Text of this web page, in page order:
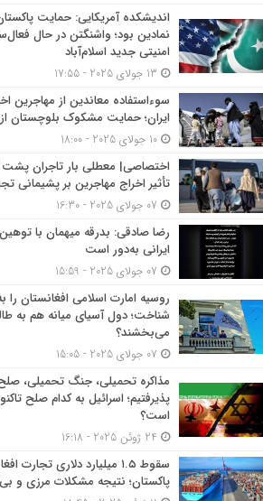
اندیشکده آمریکایی: حمایت
نمادین بود؛ واشنگتن در حال
امنیتی جدید اسلام‌آباد
سوءاستفاده معاندین از مهاجرین
ایران؛ حمایت مشکوک بلوچستان از
10 جولای 2025 - 18:00
اختصاصی| معطلی بار تاجران پشت
تأثیر اخراج مهاجرین بر پشیمانی
رضا صادقی: بدرقه میهمان با
ایرانی به‌دور است
روسیه امارت اسلامی افغانستان
شناخت؛ دول آسیای میانه هم به
می‎‌بخشند؟
مذاکره تحمیلی، جنگ تحمیلی،
پذیرفتیم؛ اسرائیل به کدام صلح
است؟
سقوط ۱.۵ میلیارد دلاری تجارت
پاکستان؛ نتیجه مشکلات مرزی و